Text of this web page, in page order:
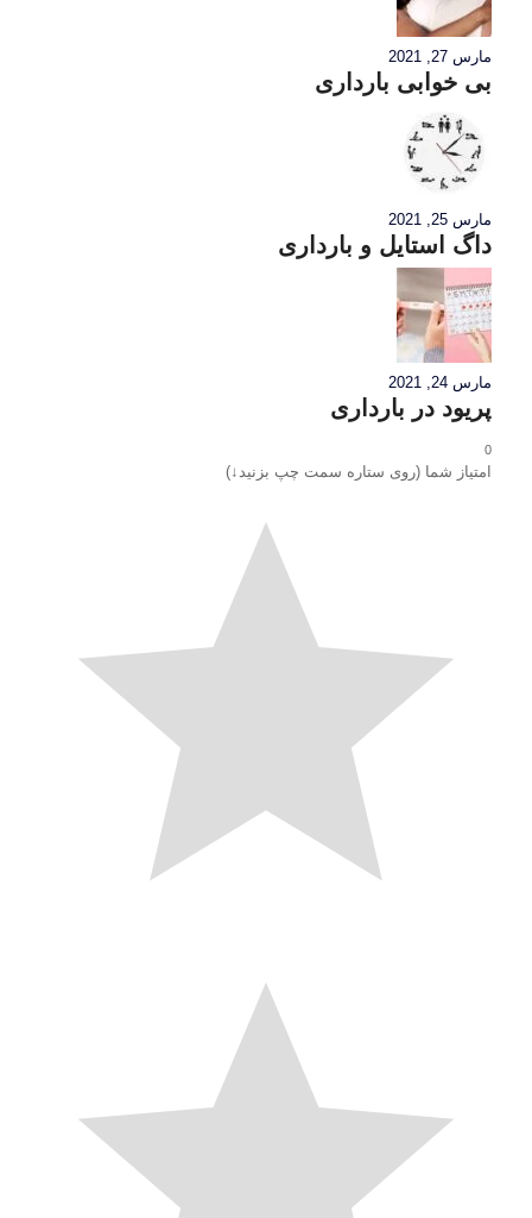
مارس 27, 2021
بی خوابی بارداری
مارس 25, 2021
داگ استایل و بارداری
مارس 24, 2021
پریود در بارداری
0
امتیاز شما (روی ستاره سمت چپ بزنید↓)